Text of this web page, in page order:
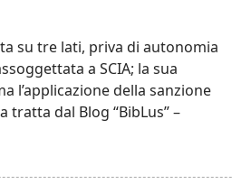
su tre lati, priva di autonomia
a SCIA; la sua
l’applicazione della sanzione
tratta dal Blog “BibLus” –